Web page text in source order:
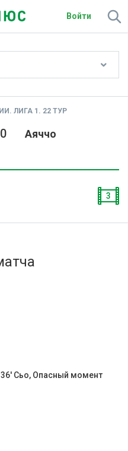
Войти
ЛИГА 1. 22 ТУР
Аяччо
0
3
36' Сьо, Опасный момент